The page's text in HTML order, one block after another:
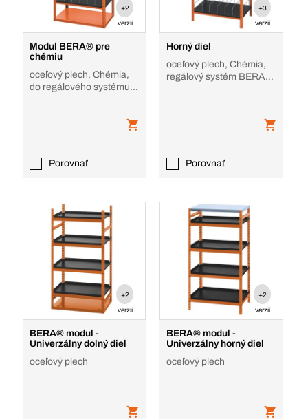
+2
verzií
Modul BERA® pre
chémiu
oceľový plech, Chémia,
do regálového systému
Porovnať
+3
verzií
Horný diel
oceľový plech, Chémia,
regálový systém BERA
Porovnať
+2
verzií
BERA® modul -
Univerzálny dolný diel
oceľový plech
+2
verzií
BERA® modul -
Univerzálny horný diel
oceľový plech